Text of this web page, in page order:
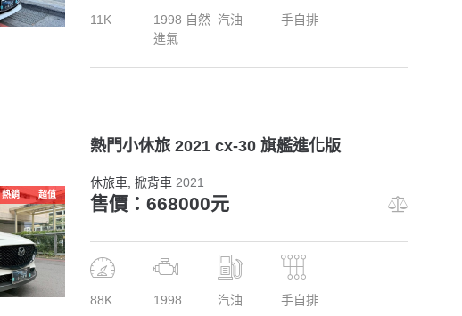
11K
1998 自然
進氣
汽油 手自排
熱銷 超值
熱門小休旅 2021 cx-30 旗艦進化版
休旅車 , 掀背車 2021
售價：668000元
88K 1998 汽油 手自排